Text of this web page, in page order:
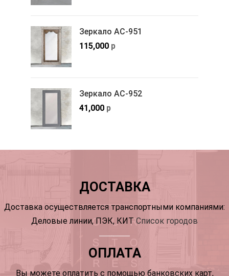
Зеркало АС-951
115,000 р
Зеркало АС-952
41,000 р
ДОСТАВКА
Доставка осуществляется транспортными компаниями:
Деловые линии, ПЭК, КИТ Список городов
ОПЛАТА
Вы можете оплатить с помощью банковских карт,